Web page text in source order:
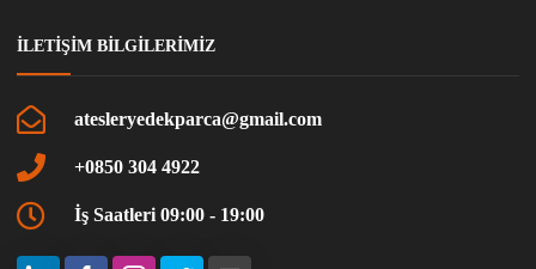
İLETIŞIM BILGILERIMIZ
atesleryedekparca@gmail.com
+0850 304 4922
İş Saatleri 09:00 - 19:00